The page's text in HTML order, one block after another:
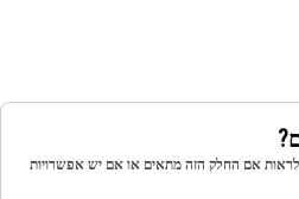
אם החלק הזה מתאים או אם יש אפשרויות